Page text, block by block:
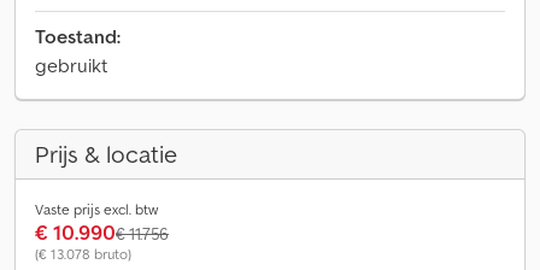
Toestand:
gebruikt
Prijs & locatie
Vaste prijs excl. btw
€ 10.990€ 11.756
(€ 13.078 bruto)